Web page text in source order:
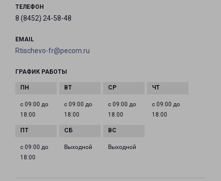
ТЕЛЕФОН
8 (8452) 24-58-48
EMAIL
Rtischevo-fr@pecom.ru
ГРАФИК РАБОТЫ
с 09:00 до
18:00
с 09:00 до
18:00
с 09:00 до
18:00
с 09:00 до
18:00
с 09:00 до
18:00
Выходной Выходной